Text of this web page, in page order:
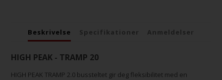
Beskrivelse Specifikationer Anmeldelser
HIGH PEAK - TRAMP 20
HIGH PEAK TRAMP 2.0 bussteltet gir deg fleksibilitet med en